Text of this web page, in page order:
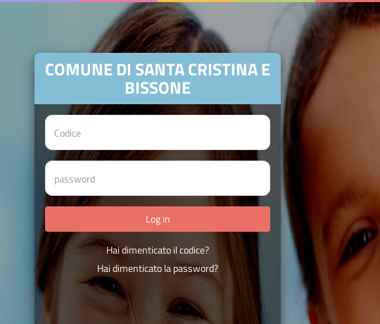
COMUNE DI SANTA CRISTINA E
BISSONE
Hai dimenticato il codice?
Hai dimenticato la password?